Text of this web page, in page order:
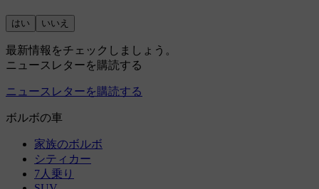
はい いいえ